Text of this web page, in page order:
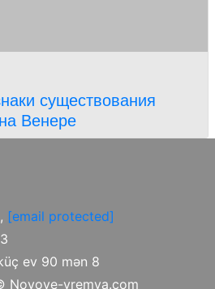
существования
Венере
, [email protected]
ev 90 mən 8
Novoye-vremya.com